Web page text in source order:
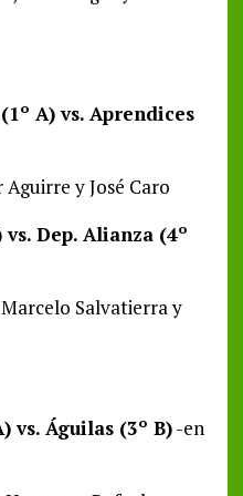
A) vs. Aprendices
y José Caro
Dep. Alianza (4º
Salvatierra y
vs. Águilas (3º B)-en